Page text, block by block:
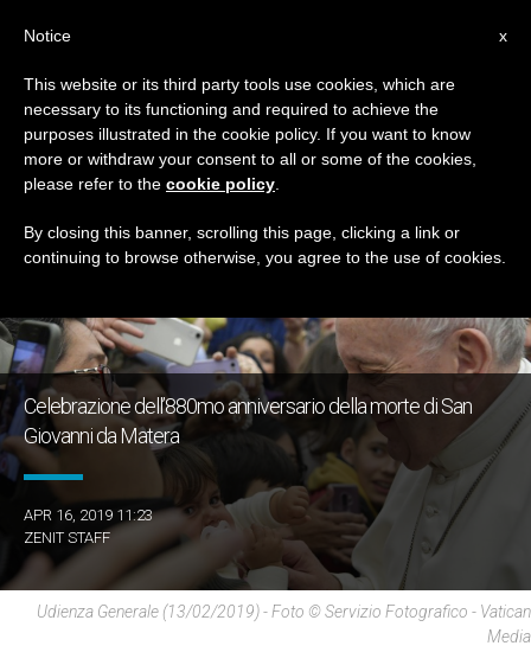
TAG
Posts Tagged ‘Matera’
ULTIME NOTIZIE
Celebrazione dell’880mo anniversario della morte di San
Giovanni da Matera
APR 16, 2019 11:23
ZENIT STAFF
Udienza Generale (13/02/2019) - Foto © Servizio Fotografico - Vatican
Media
x
Notice
This website or its third party tools use cookies, which are
necessary to its functioning and required to achieve the
purposes illustrated in the cookie policy. If you want to know
more or withdraw your consent to all or some of the cookies,
please refer to the cookie policy
By closing this banner, scrolling this page, clicking a link or
continuing to browse otherwise, you agree to the use of cookies.